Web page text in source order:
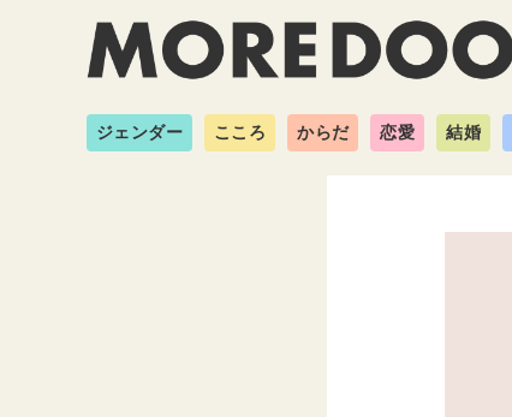
ジェンダー こころ からだ 恋愛 結婚